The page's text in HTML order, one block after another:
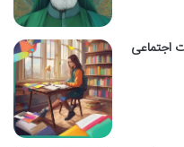
اجتماعی